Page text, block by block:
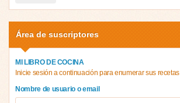
Área de suscriptores
MI LIBRO DE COCINA
Inicie sesión a continuación para enumerar sus recetas
Nombre de usuario o email